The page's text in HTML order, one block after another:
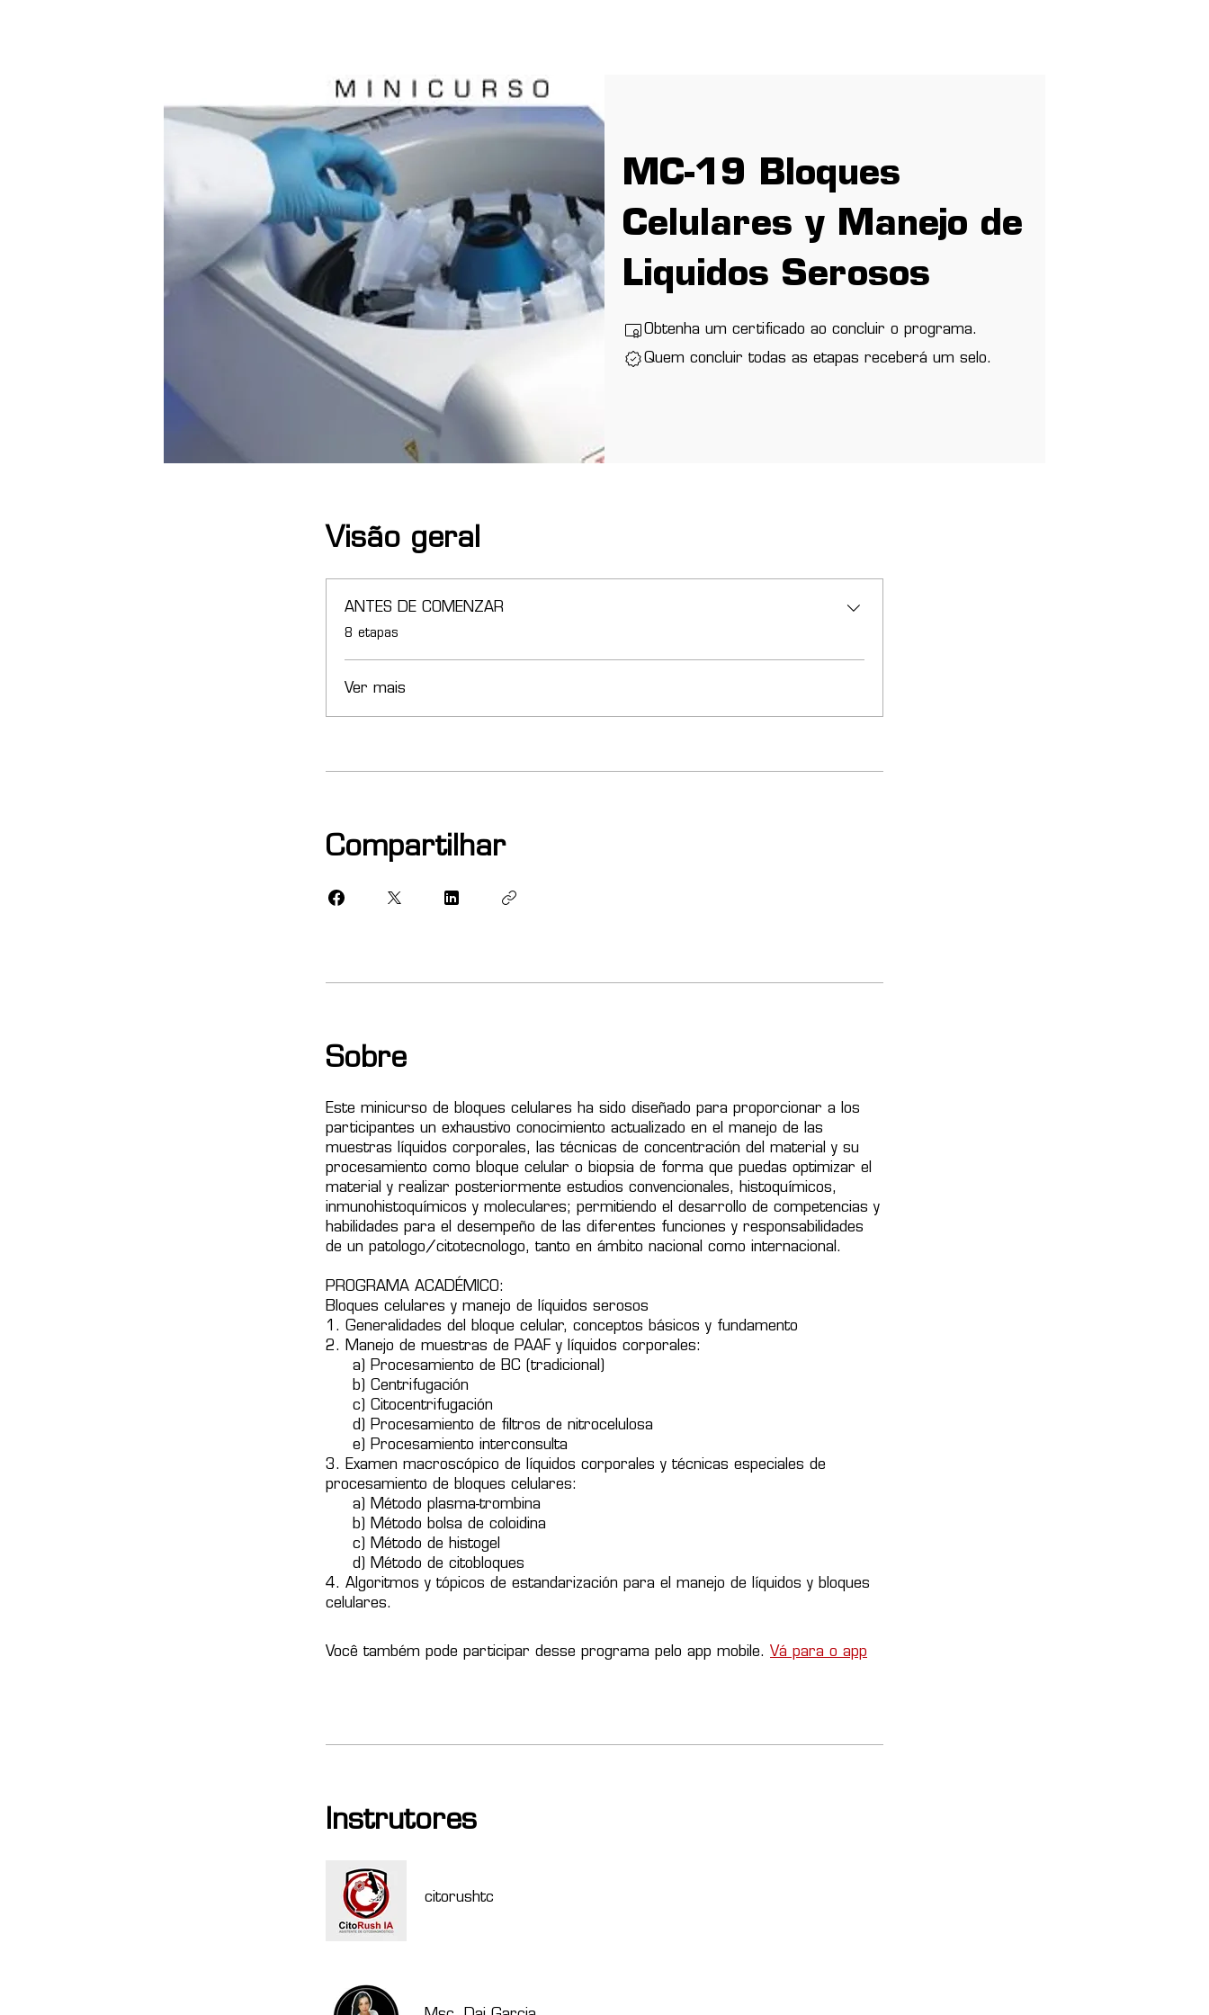
MC-19 Bloques
Celulares y Manejo de
Liquidos Serosos
Obtenha um certificado ao concluir o programa.
Quem concluir todas as etapas receberá um selo.
Visão geral
ANTES DE COMENZAR
.
8 etapas
Ver mais
Compartilhar
Sobre
Este minicurso de bloques celulares ha sido diseñado para proporcionar a los
participantes un exhaustivo conocimiento actualizado en el manejo de las
muestras líquidos corporales, las técnicas de concentración del material y su
procesamiento como bloque celular o biopsia de forma que puedas optimizar el
material y realizar posteriormente estudios convencionales, histoquímicos,
inmunohistoquímicos y moleculares; permitiendo el desarrollo de competencias y
habilidades para el desempeño de las diferentes funciones y responsabilidades
de un patologo/citotecnologo, tanto en ámbito nacional como internacional.
PROGRAMA ACADÉMICO:
Bloques celulares y manejo de líquidos serosos
1. Generalidades del bloque celular, conceptos básicos y fundamento
2. Manejo de muestras de PAAF y líquidos corporales:
a) Procesamiento de BC (tradicional)
b) Centrifugación
c) Citocentrifugación
d) Procesamiento de filtros de nitrocelulosa
e) Procesamiento interconsulta
3. Examen macroscópico de líquidos corporales y técnicas especiales de
procesamiento de bloques celulares:
a) Método plasma-trombina
b) Método bolsa de coloidina
c) Método de histogel
d) Método de citobloques
4. Algoritmos y tópicos de estandarización para el manejo de líquidos y bloques
celulares.
Você também pode participar desse programa pelo app mobile. Vá para o app
Instrutores
citorushtc